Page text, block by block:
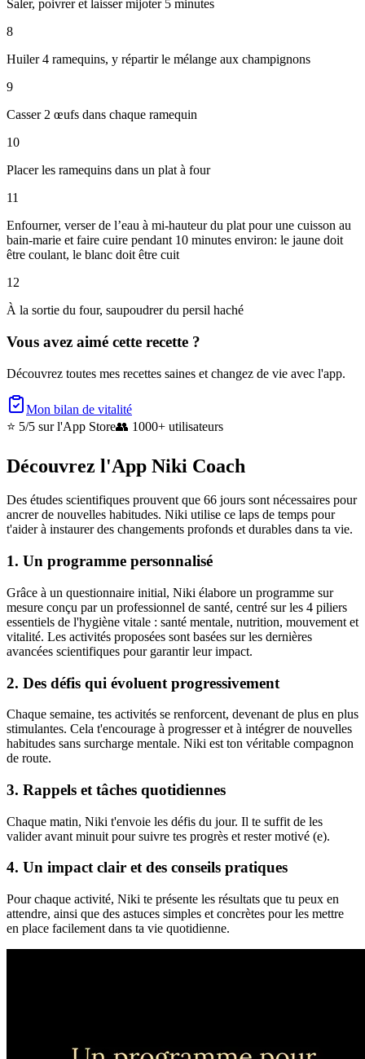
Saler, poivrer et laisser mijoter 5 minutes
8
Huiler 4 ramequins, y répartir le mélange aux champignons
9
Casser 2 œufs dans chaque ramequin
10
Placer les ramequins dans un plat à four
11
Enfourner, verser de l’eau à mi-hauteur du plat pour une cuisson au
bain-marie et faire cuire pendant 10 minutes environ: le jaune doit
être coulant, le blanc doit être cuit
12
À la sortie du four, saupoudrer du persil haché
Vous avez aimé cette recette ?
Découvrez toutes mes recettes saines et changez de vie avec l'app.
Mon bilan de vitalité
⭐ 5/5 sur l'App Store👥 1000+ utilisateurs
Découvrez l'App Niki Coach
Des études scientifiques prouvent que 66 jours sont nécessaires pour
ancrer de nouvelles habitudes. Niki utilise ce laps de temps pour
t'aider à instaurer des changements profonds et durables dans ta vie.
1. Un programme personnalisé
Grâce à un questionnaire initial, Niki élabore un programme sur
mesure conçu par un professionnel de santé, centré sur les 4 piliers
essentiels de l'hygiène vitale : santé mentale, nutrition, mouvement et
vitalité. Les activités proposées sont basées sur les dernières
avancées scientifiques pour garantir leur impact.
2. Des défis qui évoluent progressivement
Chaque semaine, tes activités se renforcent, devenant de plus en plus
stimulantes. Cela t'encourage à progresser et à intégrer de nouvelles
habitudes sans surcharge mentale. Niki est ton véritable compagnon
de route.
3. Rappels et tâches quotidiennes
Chaque matin, Niki t'envoie les défis du jour. Il te suffit de les
valider avant minuit pour suivre tes progrès et rester motivé (e).
4. Un impact clair et des conseils pratiques
Pour chaque activité, Niki te présente les résultats que tu peux en
attendre, ainsi que des astuces simples et concrètes pour les mettre
en place facilement dans ta vie quotidienne.